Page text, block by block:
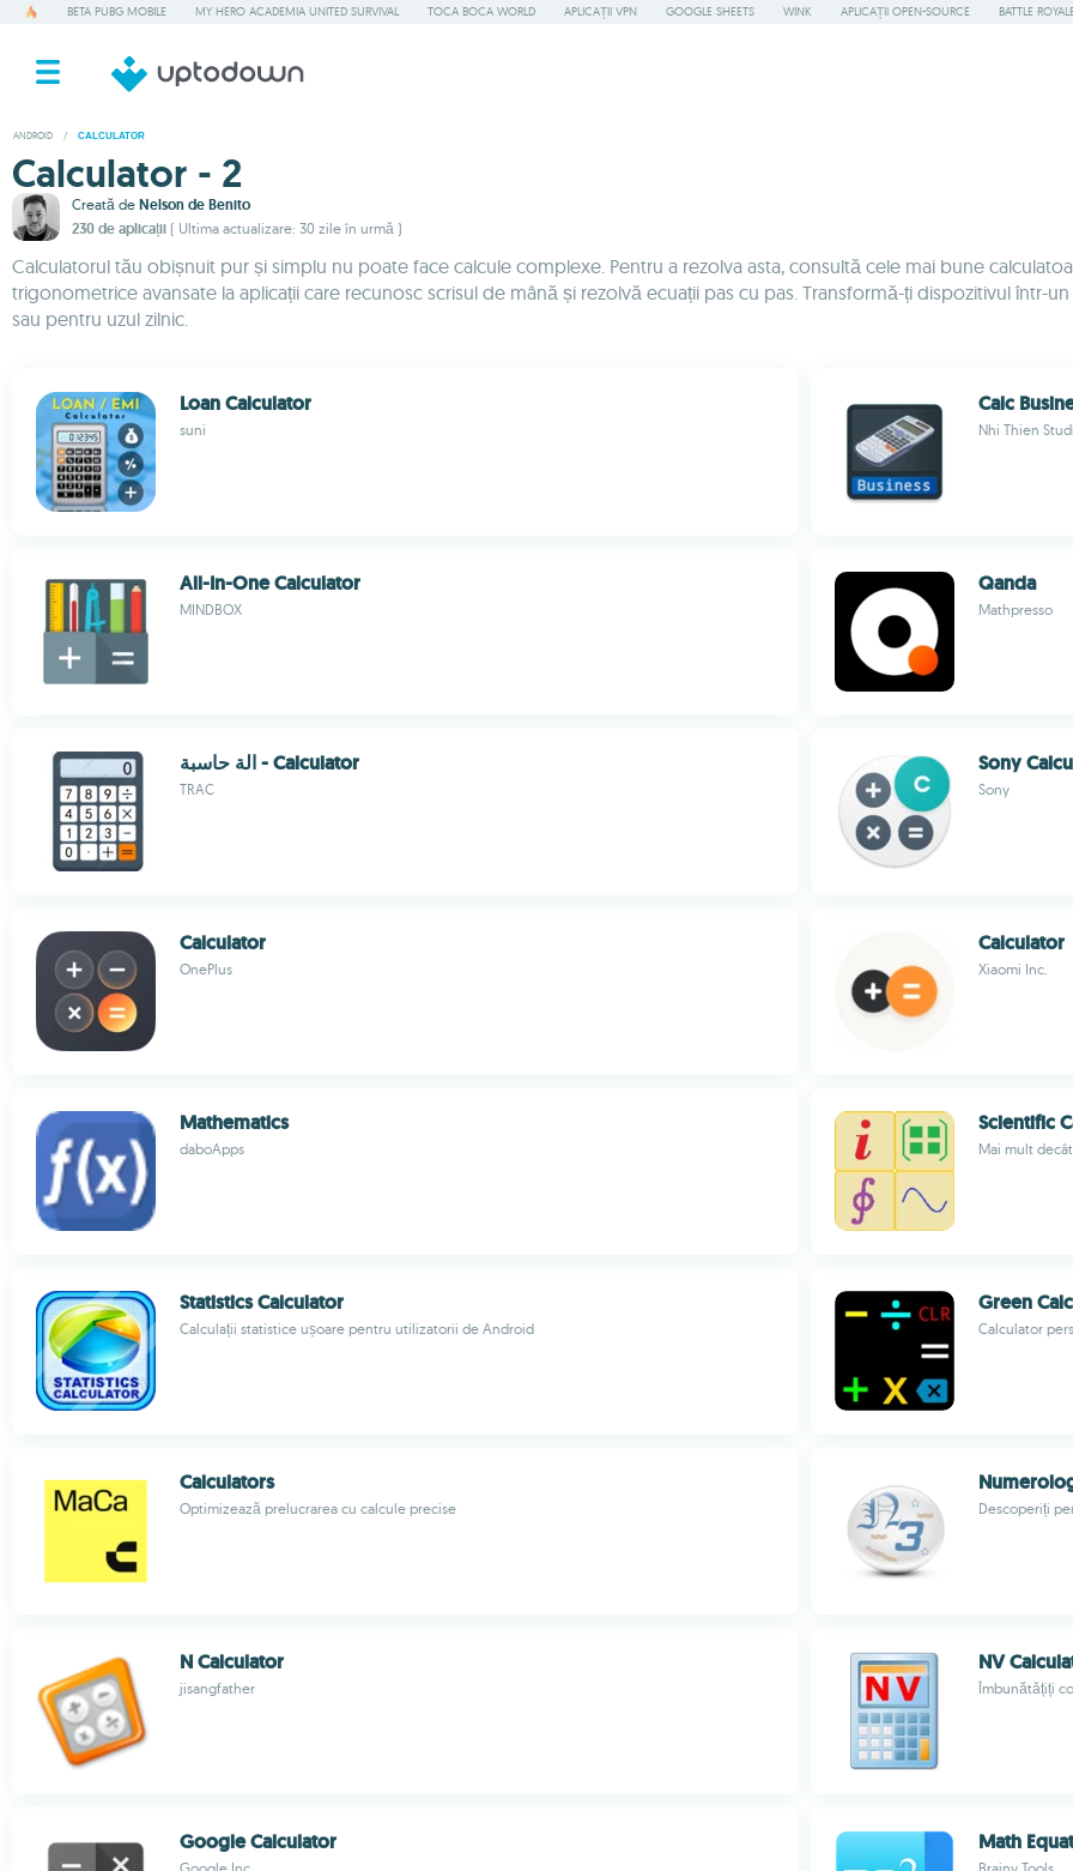
BETA PUBG MOBILE MY HERO ACADEMIA UNITED SURVIVAL TOCA BOCA WORLD APLICAȚII VPN GOOGLE SHEETS WINK APLICAȚII OPEN-SOURCE BATTLE
ANDROID / CALCULATOR
Calculator - 2
Creată de Nelson de Benito
230 de aplicații ( Ultima actualizare: 30 zile în urmă )
Calculatorul tău obișnuit pur și simplu nu poate face calcule complexe. Pentru a rezolva asta, consultă cele mai bune
trigonometrice avansate la aplicații care recunosc scrisul de mână și rezolvă ecuații pas cu pas. Transformă-ți dispozitivul
sau pentru uzul zilnic.
Loan Calculator
suni
Calc
Nhi Thien
All-In-One Calculator
MINDBOX
Qanda
Mathpresso
الة حاسبة - Calculator
TRAC
Sony
Sony
Calculator
OnePlus
Calculator
Xiaomi Inc.
Mathematics
daboApps
Scientific
Mai mult
Statistics Calculator
Calculații statistice ușoare pentru utilizatorii de Android
Green
Calculator
Calculators
Optimizează prelucrarea cu calcule precise Descoperiți
N Calculator
jisangfather
NV
Îmbunătățiți
Google Calculator Math